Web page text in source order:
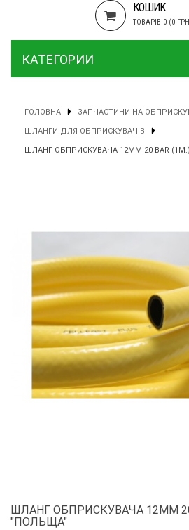
КОШИК
ТОВАРІВ 0 (0
КАТЕГОРИИ
ГОЛОВНА ЗАПЧАСТИНИ НА
ШЛАНГИ ДЛЯ ОБПРИСКУВАЧІВ
ШЛАНГ ОБПРИСКУВАЧА 12ММ 20 BAR
ШЛАНГ ОБПРИСКУВАЧА 12ММ
"ПОЛЬЩА"